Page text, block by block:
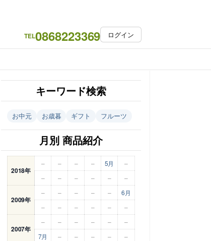
TEL0868223369 ログイン
キーワード検索
お中元 お歳暮 ギフト フルーツ
月別 商品紹介
2018年
– – – – 5月
–
–
– – – – –
2009年
– – – – –
6月
–
– – – – –
2007年
– – – – –
–
7月
– – – – –